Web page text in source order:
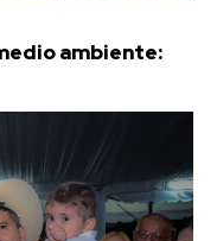
ambiente: